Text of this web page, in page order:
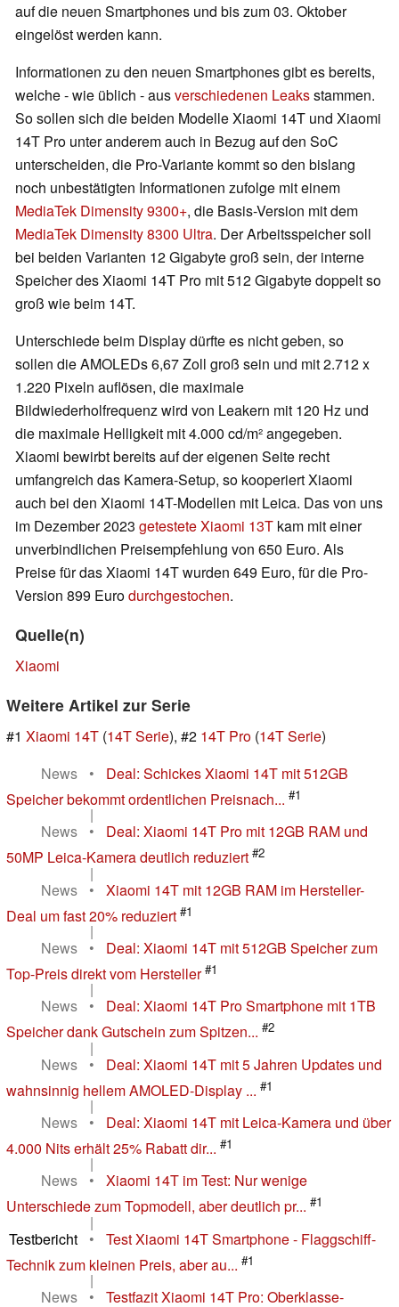
auf die neuen Smartphones und bis zum 03. Oktober
eingelöst werden kann.
Informationen zu den neuen Smartphones gibt es bereits,
welche - wie üblich - ausverschiedenen Leaksstammen.
So sollen sich die beiden Modelle Xiaomi 14T und Xiaomi
14T Pro unter anderem auch in Bezug auf den SoC
unterscheiden, die Pro-Variante kommt so den bislang
noch unbestätigten Informationen zufolge mit einem
MediaTek Dimensity 9300+, die Basis-Version mit dem
MediaTek Dimensity 8300 Ultra. Der Arbeitsspeicher soll
bei beiden Varianten 12 Gigabyte groß sein, der interne
Speicher des Xiaomi 14T Pro mit 512 Gigabyte doppelt so
groß wie beim 14T.
Unterschiede beim Display dürfte es nicht geben, so
sollen die AMOLEDs 6,67 Zoll groß sein und mit 2.712 x
1.220 Pixeln auflösen, die maximale
Bildwiederholfrequenz wird von Leakern mit 120 Hz und
die maximale Helligkeit mit 4.000 cd/m² angegeben.
Xiaomi bewirbt bereits auf der eigenen Seite recht
umfangreich das Kamera-Setup, so kooperiert Xiaomi
auch bei den Xiaomi 14T-Modellen mit Leica. Das von uns
im Dezember 2023 getestete Xiaomi 13T kam mit einer
unverbindlichen Preisempfehlung von 650 Euro. Als
Preise für das Xiaomi 14T wurden 649 Euro, für die Pro-
Version 899 Eurodurchgestochen.
Quelle(n)
Xiaomi
Weitere Artikel zur Serie
#1 Xiaomi 14T (14T Serie), #2 14T Pro (14T Serie)
News
•
Deal: Schickes Xiaomi 14T mit 512GB
Speicher bekommt ordentlichen Preisnach... #1
|
News
•
Deal: Xiaomi 14T Pro mit 12GB RAM und
50MP Leica-Kamera deutlich reduziert #2
|
News
•
Xiaomi 14T mit 12GB RAM im Hersteller-
Deal um fast 20% reduziert #1
|
News
•
Deal: Xiaomi 14T mit 512GB Speicher zum
Top-Preis direkt vom Hersteller #1
|
News
•
Deal: Xiaomi 14T Pro Smartphone mit 1TB
Speicher dank Gutschein zum Spitzen... #2
|
News
•
Deal: Xiaomi 14T mit 5 Jahren Updates und
wahnsinnig hellem AMOLED-Display ... #1
|
News
•
Deal: Xiaomi 14T mit Leica-Kamera und über
4.000 Nits erhält 25% Rabatt dir... #1
|
News
•
Xiaomi 14T im Test: Nur wenige
Unterschiede zum Topmodell, aber deutlich pr... #1
|
Testbericht
•
Test Xiaomi 14T Smartphone - Flaggschiff-
Technik zum kleinen Preis, aber au... #1
|
News
• Testfazit Xiaomi 14T Pro: Oberklasse-